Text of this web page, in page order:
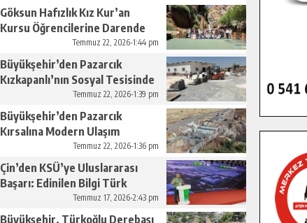
Göksun Hafızlık Kız Kur’an
Kursu Öğrencilerine Darende
Temmuz 22, 2026-1:44 pm
Büyükşehir’den Pazarcık
Kızkapanlı’nın Sosyal Tesisinde
Çevre Düzenlemesi.Temmuz 22, 2026-1:39 pm
Büyükşehir’den Pazarcık
Kırsalına Modern Ulaşım
Temmuz 22, 2026-1:36 pm
Çin’den KSÜ’ye Uluslararası
Başarı: Edinilen Bilgi Türk
Tarımına Katkı Sağlayacak.
Temmuz 17, 2026-2:43 pm
Büyükşehir, Türkoğlu Derebaşı